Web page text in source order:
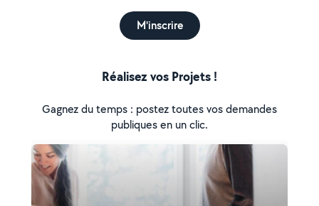
M'inscrire
Réalisez vos Projets !
Gagnez du temps : postez toutes vos demandes
publiques en un clic.